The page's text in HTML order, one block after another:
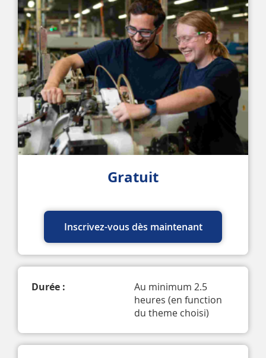
Gratuit
Inscrivez-vous dès maintenant
Durée :
Au minimum 2.5
heures (en function
du theme choisi)